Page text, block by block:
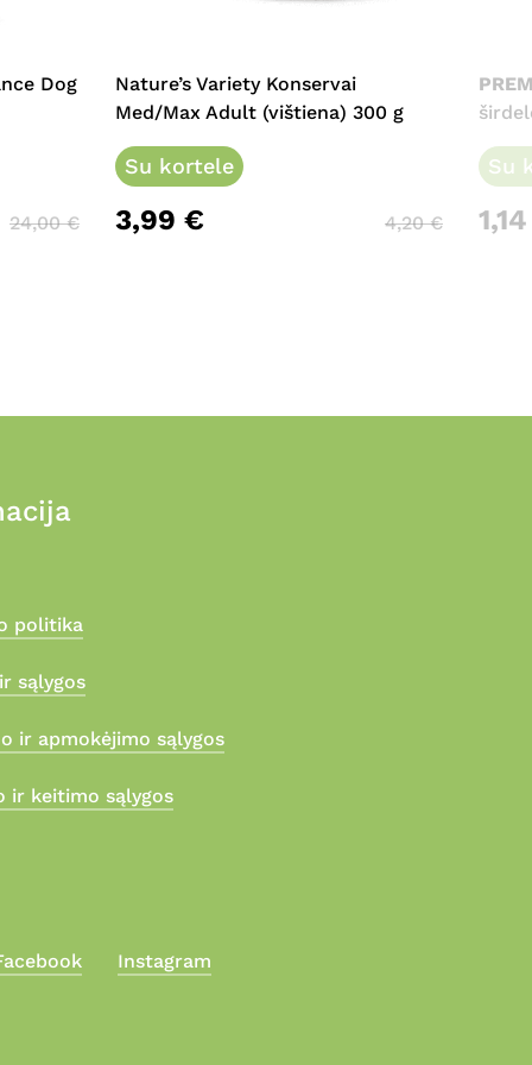
Dog
24,00€
Nature’s Variety Konservai
Med/Max Adult (vištiena) 300 g
Su kortele
3,99 € 4,20€
Su
politika
sąlygos
ir apmokėjimo sąlygos
ir keitimo sąlygos
Instagram